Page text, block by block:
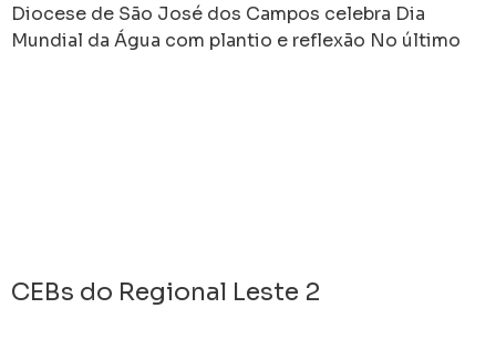
Diocese de São José dos Campos celebra Dia
Mundial da Água com plantio e reflexão No último
CEBs do Regional Leste 2